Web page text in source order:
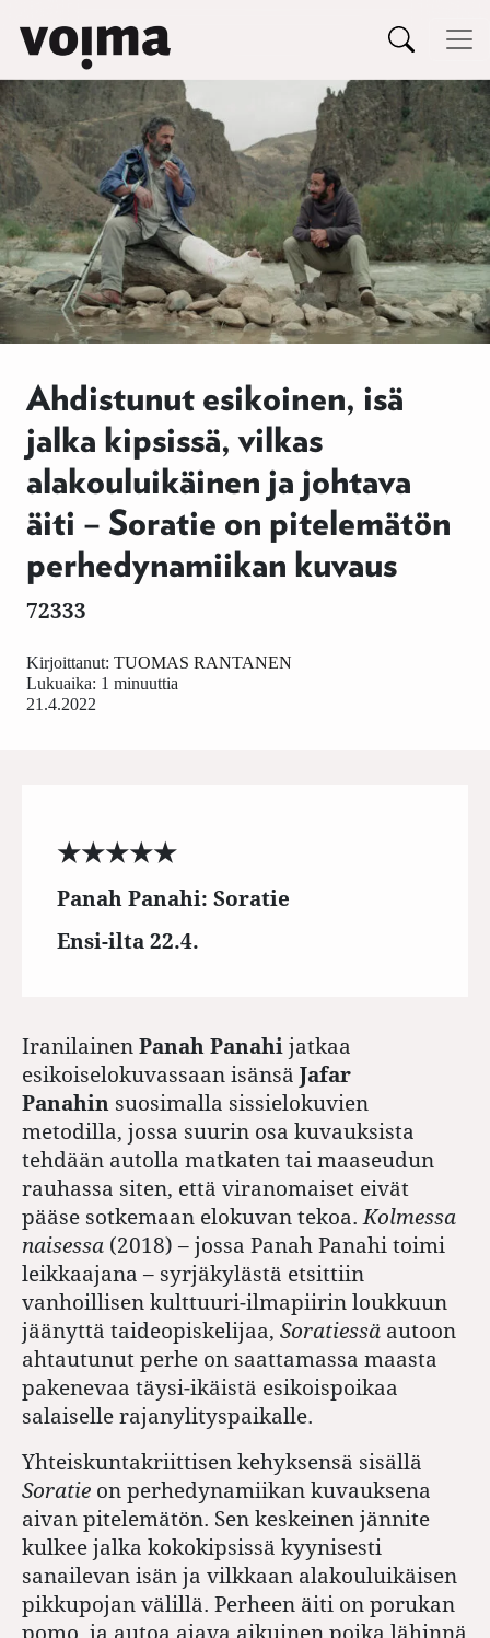
Siirry sisältöön
Päävalikko
Ahdistunut esikoinen, isä
jalka kipsissä, vilkas
alakouluikäinen ja johtava
äiti – Soratie on pitelemätön
perhedynamiikan kuvaus
72333
21.4.2022
Kirjoittanut: TUOMAS RANTANEN
Lukuaika: 1 minuuttia
★★★★★
Panah Panahi: Soratie
Ensi-ilta 22.4.
Iranilainen Panah Panahi jatkaa
esikoiselokuvassaan isänsä Jafar
Panahin suosimalla sissielokuvien
metodilla, jossa suurin osa kuvauksista
tehdään autolla matkaten tai maaseudun
rauhassa siten, että viranomaiset eivät
pääse sotkemaan elokuvan tekoa. Kolmessa
naisessa (2018) – jossa Panah Panahi toimi
leikkaajana – syrjäkylästä etsittiin
vanhoillisen kulttuuri-ilmapiirin loukkuun
jäänyttä taideopiskelijaa, Soratiessä autoon
ahtautunut perhe on saattamassa maasta
pakenevaa täysi-ikäistä esikoispoikaa
salaiselle rajanylityspaikalle.
Yhteiskuntakriittisen kehyksensä sisällä
Soratie on perhedynamiikan kuvauksena
aivan pitelemätön. Sen keskeinen jännite
kulkee jalka kokokipsissä kyynisesti
sanailevan isän ja vilkkaan alakouluikäisen
pikkupojan välillä. Perheen äiti on porukan
pomo, ja autoa ajava aikuinen poika lähinnä